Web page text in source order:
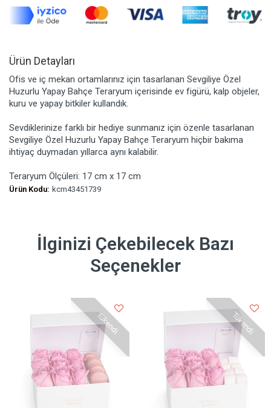
Ürün Detayları
Ofis ve iç mekan ortamlarınız için tasarlanan Sevgiliye Özel
Huzurlu Yapay Bahçe Teraryum içerisinde ev figürü, kalp objeler,
kuru ve yapay bitkiler kullandık.
Sevdiklerinize farklı bir hediye sunmanız için özenle tasarlanan
Sevgiliye Özel Huzurlu Yapay Bahçe Teraryum hiçbir bakıma
ihtiyaç duymadan yıllarca aynı kalabilir.
Teraryum Ölçüleri: 17 cm x 17 cm
Ürün Kodu: kcm43451739
İlginizi Çekebilecek Bazı
Seçenekler
Tükendi Tükendi